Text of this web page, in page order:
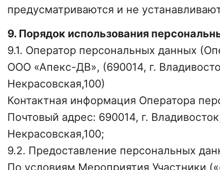
предусматриваются и не
9. Порядок использования
9.1. Оператор персональных данных
ООО «Апекс-ДВ», (690014, г.
Некрасовская,100)
Контактная информация Оператора
Почтовый адрес: 690014, г.
Некрасовская,100;
9.2. Предоставление персональных
По условиям Мероприятия Участники